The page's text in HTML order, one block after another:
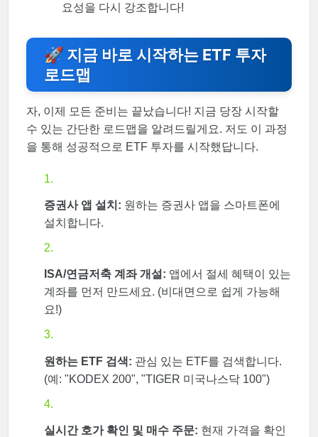
요성을 다시 강조합니다!
🚀 지금 바로 시작하는 ETF 투자
로드맵
자, 이제 모든 준비는 끝났습니다! 지금 당장 시작할
수 있는 간단한 로드맵을 알려드릴게요. 저도 이 과정
을 통해 성공적으로 ETF 투자를 시작했답니다.
증권사 앱 설치: 원하는 증권사 앱을 스마트폰에
설치합니다.
ISA/연금저축 계좌 개설: 앱에서 절세 혜택이 있는
계좌를 먼저 만드세요. (비대면으로 쉽게 가능해
요!)
원하는 ETF 검색: 관심 있는 ETF를 검색합니다.
(예: "KODEX 200", "TIGER 미국나스닥 100")
실시간 호가 확인 및 매수 주문: 현재 가격을 확인